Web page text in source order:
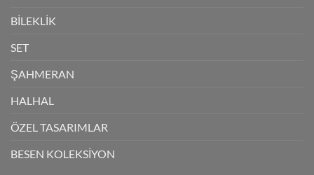
BİLEKLİK
SET
ŞAHMERAN
HALHAL
ÖZEL TASARIMLAR
BESEN KOLEKSİYON